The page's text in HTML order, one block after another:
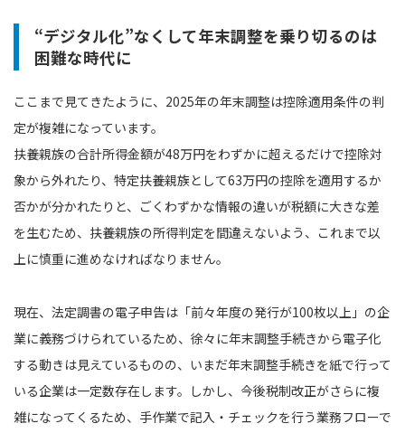
“デジタル化”なくして年末調整を乗り切るのは
困難な時代に
ここまで見てきたように、2025年の年末調整は控除適用条件の判
定が複雑になっています。
扶養親族の合計所得金額が48万円をわずかに超えるだけで控除対
象から外れたり、特定扶養親族として63万円の控除を適用するか
否かが分かれたりと、ごくわずかな情報の違いが税額に大きな差
を生むため、扶養親族の所得判定を間違えないよう、これまで以
上に慎重に進めなければなりません。
現在、法定調書の電子申告は「前々年度の発行が100枚以上」の企
業に義務づけられているため、徐々に年末調整手続きから電子化
する動きは見えているものの、いまだ年末調整手続きを紙で行って
いる企業は一定数存在します。しかし、今後税制改正がさらに複
雑になってくるため、手作業で記入・チェックを行う業務フローで